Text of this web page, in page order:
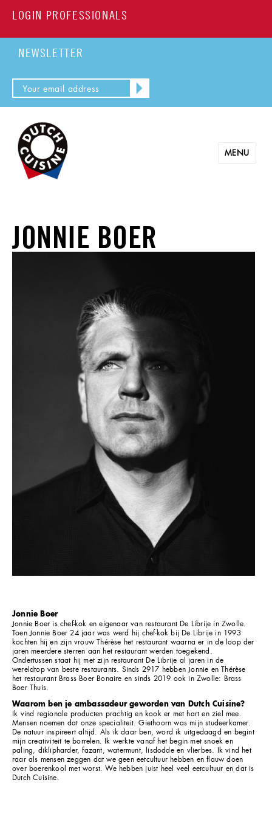
LOGIN PROFESSIONALS
NEWSLETTER
MENU
JONNIE BOER
Jonnie Boer
Jonnie Boer is chef-kok en eigenaar van restaurant De Librije in Zwolle.
Toen Jonnie Boer 24 jaar was werd hij chef-kok bij De Librije in 1993
kochten hij en zijn vrouw Thérèse het restaurant waarna er in de loop der
jaren meerdere sterren aan het restaurant werden toegekend.
Ondertussen staat hij met zijn restaurant De Librije al jaren in de
wereldtop van beste restaurants. Sinds 2917 hebben Jonnie en Thérèse
het restaurant Brass Boer Bonaire en sinds 2019 ook in Zwolle: Brass
Boer Thuis.
Waarom ben je ambassadeur geworden van Dutch Cuisine?
Ik vind regionale producten prachtig en kook er met hart en ziel mee.
Mensen noemen dat onze specialiteit. Giethoorn was mijn studeerkamer.
De natuur inspireert altijd. Als ik daar ben, word ik uitgedaagd en begint
mijn creativiteit te borrelen. Ik werkte vanaf het begin met snoek en
paling, diklipharder, fazant, watermunt, lisdodde en vlierbes. Ik vind het
raar als mensen zeggen dat we geen eetcultuur hebben en flauw doen
over boerenkool met worst. We hebben juist heel veel eetcultuur en dat is
Dutch Cuisine.